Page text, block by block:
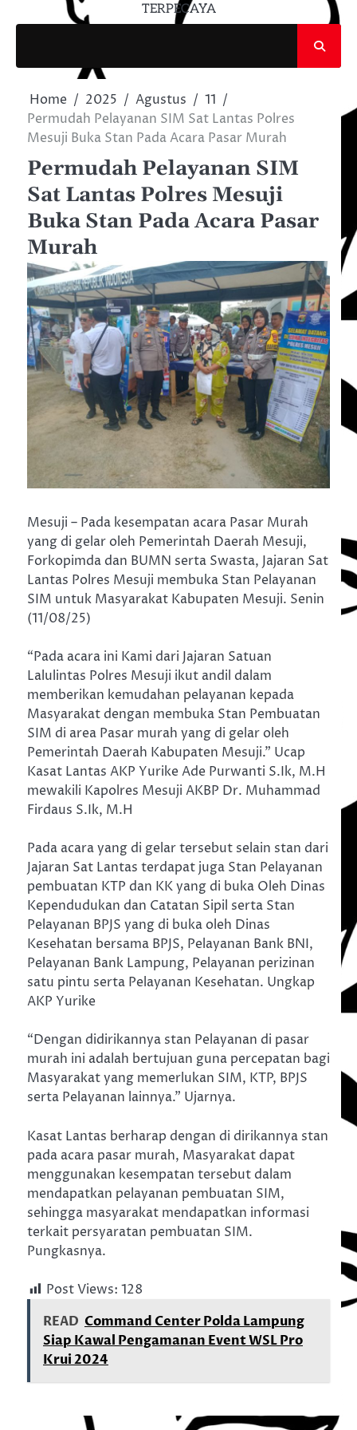
TERPECAYA
Home 2025 Agustus
11
Permudah Pelayanan SIM Sat Lantas Polres
Mesuji Buka Stan Pada Acara Pasar Murah
Permudah Pelayanan SIM
Sat Lantas Polres Mesuji
Buka Stan Pada Acara Pasar
Murah
Mesuji – Pada kesempatan acara Pasar Murah
yang di gelar oleh Pemerintah Daerah Mesuji,
Forkopimda dan BUMN serta Swasta, Jajaran Sat
Lantas Polres Mesuji membuka Stan Pelayanan
SIM untuk Masyarakat Kabupaten Mesuji. Senin
(11/08/25)
“Pada acara ini Kami dari Jajaran Satuan
Lalulintas Polres Mesuji ikut andil dalam
memberikan kemudahan pelayanan kepada
Masyarakat dengan membuka Stan Pembuatan
SIM di area Pasar murah yang di gelar oleh
Pemerintah Daerah Kabupaten Mesuji.” Ucap
Kasat Lantas AKP Yurike Ade Purwanti S.Ik, M.H
mewakili Kapolres Mesuji AKBP Dr. Muhammad
Firdaus S.Ik, M.H
Pada acara yang di gelar tersebut selain stan dari
Jajaran Sat Lantas terdapat juga Stan Pelayanan
pembuatan KTP dan KK yang di buka Oleh Dinas
Kependudukan dan Catatan Sipil serta Stan
Pelayanan BPJS yang di buka oleh Dinas
Kesehatan bersama BPJS, Pelayanan Bank BNI,
Pelayanan Bank Lampung, Pelayanan perizinan
satu pintu serta Pelayanan Kesehatan. Ungkap
AKP Yurike
“Dengan didirikannya stan Pelayanan di pasar
murah ini adalah bertujuan guna percepatan bagi
Masyarakat yang memerlukan SIM, KTP, BPJS
serta Pelayanan lainnya.” Ujarnya.
Kasat Lantas berharap dengan di dirikannya stan
pada acara pasar murah, Masyarakat dapat
menggunakan kesempatan tersebut dalam
mendapatkan pelayanan pembuatan SIM,
sehingga masyarakat mendapatkan informasi
terkait persyaratan pembuatan SIM.
Pungkasnya.
Post Views: 128
READ Command Center Polda Lampung
Siap Kawal Pengamanan Event WSL Pro
Krui 2024